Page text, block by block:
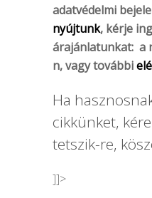
adatvédelmi
nyújtunk, kérje
árajánlatunkat: a
n, vagy további
Ha
cikkünket,
tetszik-re,
]]>